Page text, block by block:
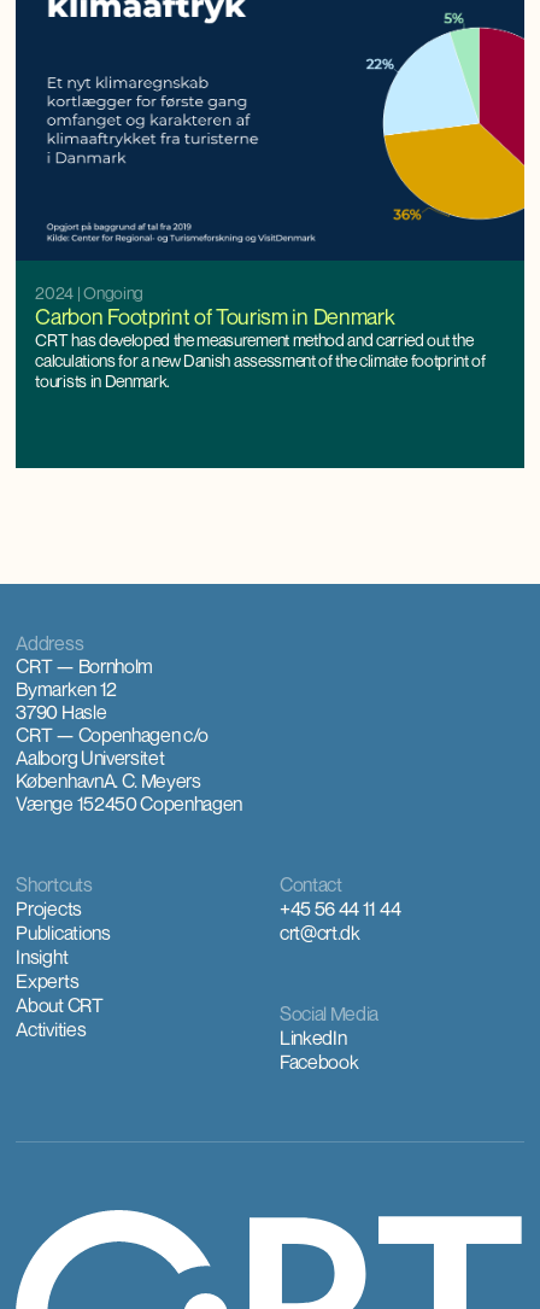
2024 | Ongoing
Carbon Footprint of Tourism in Denmark
CRT has developed the measurement method and carried out the
calculations for a new Danish assessment of the climate footprint of
tourists in Denmark.
Contact
+45 56 44 11 44
crt@crt.dk
Shortcuts
Projects
Publications
Insight
Experts
About CRT
Activities
Social Media
LinkedIn
Facebook
Address
CRT — Bornholm
Bymarken 12
3790 Hasle
CRT — Copenhagenc/o
Aalborg Universitet
KøbenhavnA. C. Meyers
Vænge 152450 Copenhagen